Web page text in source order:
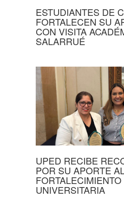
ESTUDIANTES DE
FORTALECEN SU
CON VISITA
SALARRUÉ
UPED RECIBE
POR SU APORTE
UNIVERSITARIA